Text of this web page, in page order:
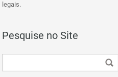
legais.
Pesquise no Site